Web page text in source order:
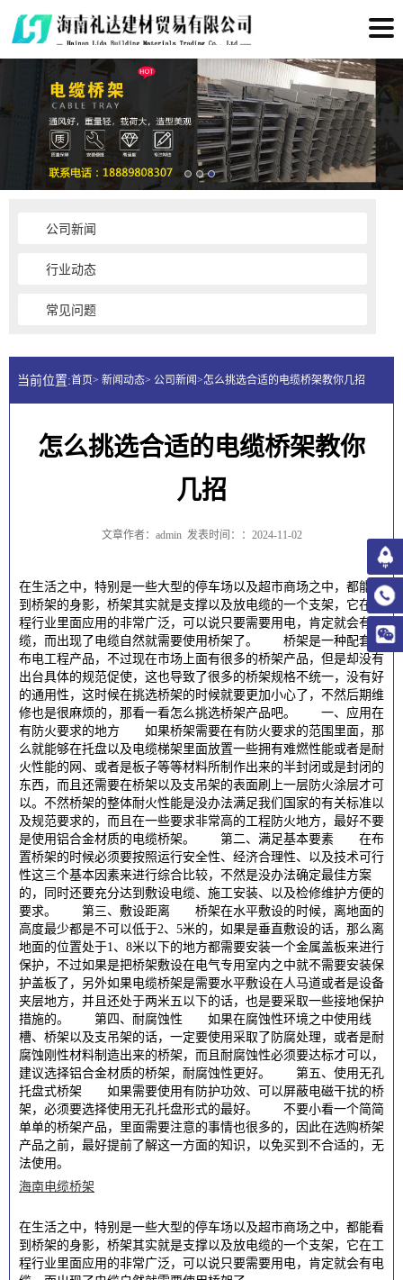
公司新闻
行业动态
常见问题
当前位置:首页> 新闻动态> 公司新闻>怎么挑选合适的电缆桥架教你几招
怎么挑选合适的电缆桥架教你
几招
文章作者：admin 发表时间：：2024-11-02
在生活之中，特别是一些大型的停车场以及超市商场之中，都能看
到桥架的身影，桥架其实就是支撑以及放电缆的一个支架，它在工
程行业里面应用的非常广泛，可以说只要需要用电，肯定就会有电
缆，而出现了电缆自然就需要使用桥架了。 桥架是一种配套的
布电工程产品，不过现在市场上面有很多的桥架产品，但是却没有
出台具体的规范促使，这也导致了很多的桥架规格不统一，没有好
的通用性，这时候在挑选桥架的时候就要更加小心了，不然后期维
修也是很麻烦的，那看一看怎么挑选桥架产品吧。 一、应用在
有防火要求的地方 如果桥架需要在有防火要求的范围里面，那
么就能够在托盘以及电缆梯架里面放置一些拥有难燃性能或者是耐
火性能的网、或者是板子等等材料所制作出来的半封闭或是封闭的
东西，而且还需要在桥架以及支吊架的表面刷上一层防火涂层才可
以。不然桥架的整体耐火性能是没办法满足我们国家的有关标准以
及规范要求的，而且在一些要求非常高的工程防火地方，最好不要
是使用铝合金材质的电缆桥架。 第二、满足基本要素 在布
置桥架的时候必须要按照运行安全性、经济合理性、以及技术可行
性这三个基本因素来进行综合比较，不然是没办法确定最佳方案
的，同时还要充分达到敷设电缆、施工安装、以及检修维护方便的
要求。 第三、敷设距离 桥架在水平敷设的时候，离地面的
高度最少都是不可以低于2、5米的，如果是垂直敷设的话，那么离
地面的位置处于1、8米以下的地方都需要安装一个金属盖板来进行
保护，不过如果是把桥架敷设在电气专用室内之中就不需要安装保
护盖板了，另外如果电缆桥架是需要水平敷设在人马道或者是设备
夹层地方，并且还处于两米五以下的话，也是要采取一些接地保护
措施的。 第四、耐腐蚀性 如果在腐蚀性环境之中使用线
槽、桥架以及支吊架的话，一定要使用采取了防腐处理，或者是耐
腐蚀刚性材料制造出来的桥架，而且耐腐蚀性必须要达标才可以，
建议选择铝合金材质的桥架，耐腐蚀性更好。 第五、使用无孔
托盘式桥架 如果需要使用有防护功效、可以屏蔽电磁干扰的桥
架，必须要选择使用无孔托盘形式的最好。 不要小看一个简简
单单的桥架产品，里面需要注意的事情也很多的，因此在选购桥架
产品之前，最好提前了解这一方面的知识，以免买到不合适的，无
法使用。
海南电缆桥架
在生活之中，特别是一些大型的停车场以及超市商场之中，都能看
到桥架的身影，桥架其实就是支撑以及放电缆的一个支架，它在工
程行业里面应用的非常广泛，可以说只要需要用电，肯定就会有电